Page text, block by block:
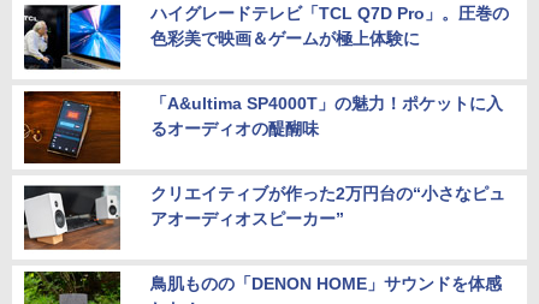
ハイグレードテレビ「TCL Q7D Pro」。圧巻の
色彩美で映画＆ゲームが極上体験に
「A&ultima SP4000T」の魅力！ポケットに入
るオーディオの醍醐味
クリエイティブが作った2万円台の“小さなピュ
アオーディオスピーカー”
鳥肌ものの「DENON HOME」サウンドを体感